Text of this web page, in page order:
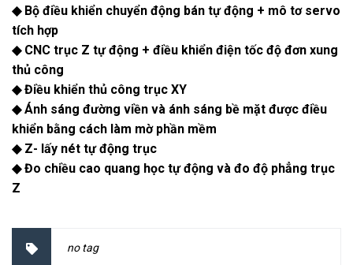
◆ Bộ điều khiển chuyển động bán tự động + mô tơ servo
tích hợp
◆ CNC trục Z tự động + điều khiển điện tốc độ đơn xung
thủ công
◆ Điều khiển thủ công trục XY
◆ Ánh sáng đường viền và ánh sáng bề mặt được điều
khiển bằng cách làm mờ phần mềm
◆ Z- lấy nét tự động trục
◆ Đo chiều cao quang học tự động và đo độ phẳng trục
Z
no tag